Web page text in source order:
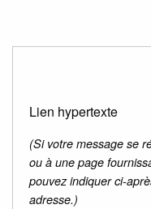
Lien hypertexte
(Si votre message se
ou à une page
pouvez indiquer ci-
adresse.)